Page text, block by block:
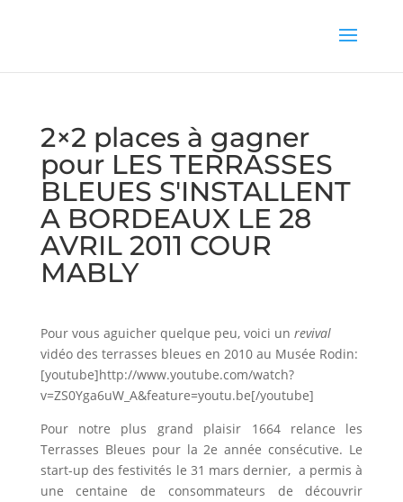
2×2 places à gagner
pour LES TERRASSES
BLEUES S'INSTALLENT
A BORDEAUX LE 28
AVRIL 2011 COUR
MABLY
Pour vous aguicher quelque peu, voici un revival
vidéo des terrasses bleues en 2010 au Musée Rodin:
[youtube]http://www.youtube.com/watch?
v=ZS0Yga6uW_A&feature=youtu.be[/youtube]
Pour notre plus grand plaisir 1664 relance les
Terrasses Bleues pour la 2e année consécutive. Le
start-up des festivités le 31 mars dernier, a permis à
une centaine de consommateurs de découvrir